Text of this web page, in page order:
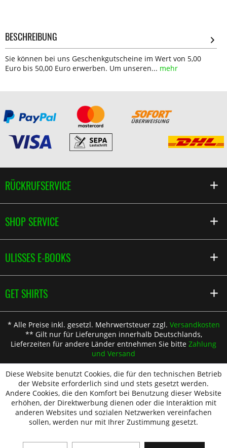
BESCHREIBUNG
Sie können bei uns Geschenkgutscheine im Wert von 5,00
Euro bis 50,00 Euro erwerben. Um unseren... mehr
RÜCKRUFSERVICE
SHOP SERVICE
ULISSES E-BOOKS
GET SHIRTS
* Alle Preise inkl. gesetzl. Mehrwertsteuer zzgl. Versandkosten
** Gilt nur für Lieferungen innerhalb Deutschlands,
Lieferzeiten für andere Länder entnehmen Sie bitte Zahlung
und Versand
Diese Website benutzt Cookies, die für den technischen Betrieb
der Website erforderlich sind und stets gesetzt werden.
Andere Cookies, die den Komfort bei Benutzung dieser Website
erhöhen, der Direktwerbung dienen oder die Interaktion mit
anderen Websites und sozialen Netzwerken vereinfachen
sollen, werden nur mit Ihrer Zustimmung gesetzt.